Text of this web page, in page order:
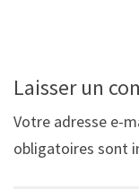
Laisser un
Votre adresse e-
obligatoires sont